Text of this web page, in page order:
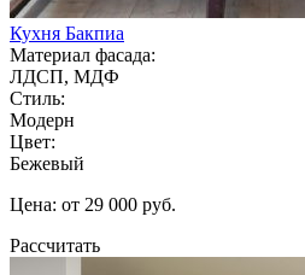
Кухня Бакпиа
Материал фасада:
ЛДСП, МДФ
Стиль:
Модерн
Цвет:
Бежевый
Цена: от 29 000 руб.
Рассчитать